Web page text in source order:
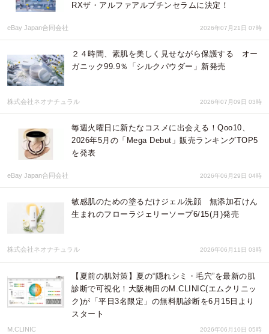
RXザ・アルファアルブチンセラムに決定！
eBay Japan合同会社 2026年07月21日 07時
２４時間、素肌を美しく見せながら保護する オー
ガニック99.9％「シルクパウダー」新発売
株式会社ネオナチュラル 2026年07月09日 03時
毎週火曜日に新たなコスメに出会える！Qoo10、
2026年5月の「Mega Debut」販売ランキングTOP5
を発表
eBay Japan合同会社 2026年06月29日 04時
敏感肌のための塗るだけジェル洗顔 無添加石けん
生まれのフローラジェリーソープ6/15(月)発売
株式会社ネオナチュラル 2026年06月11日 03時
【夏前の肌対策】夏の“隠れシミ・毛穴”を最新の肌
診断で可視化！大阪梅田のM.CLINIC(エムクリニッ
ク)が「平日3名限定」の無料肌診断を6月15日より
スタート
M.CLINIC 2026年06月10日 05時